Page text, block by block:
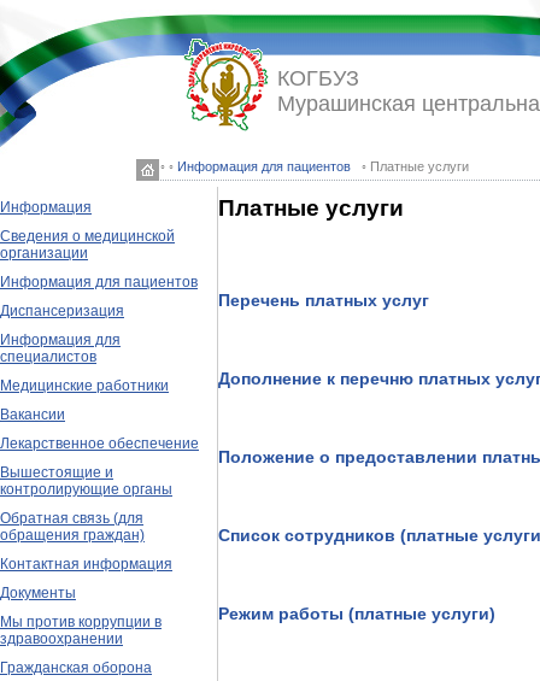
◦ ◦ Информация для пациентов ◦ Платные услуги
КОГБУЗ
Мурашинская
Информация
Сведения о медицинской
организации
Информация для пациентов
Диспансеризация
Информация для
специалистов
Медицинские работники
Вакансии
Лекарственное обеспечение
Вышестоящие и
контролирующие органы
Обратная связь (для
обращения граждан)
Контактная информация
Документы
Мы против коррупции в
здравоохранении
Гражданская оборона
Платные услуги
Перечень платных услуг
Дополнение к перечню платных
Положение о предоставлении
Список сотрудников (платные
Режим работы (платные услуги)